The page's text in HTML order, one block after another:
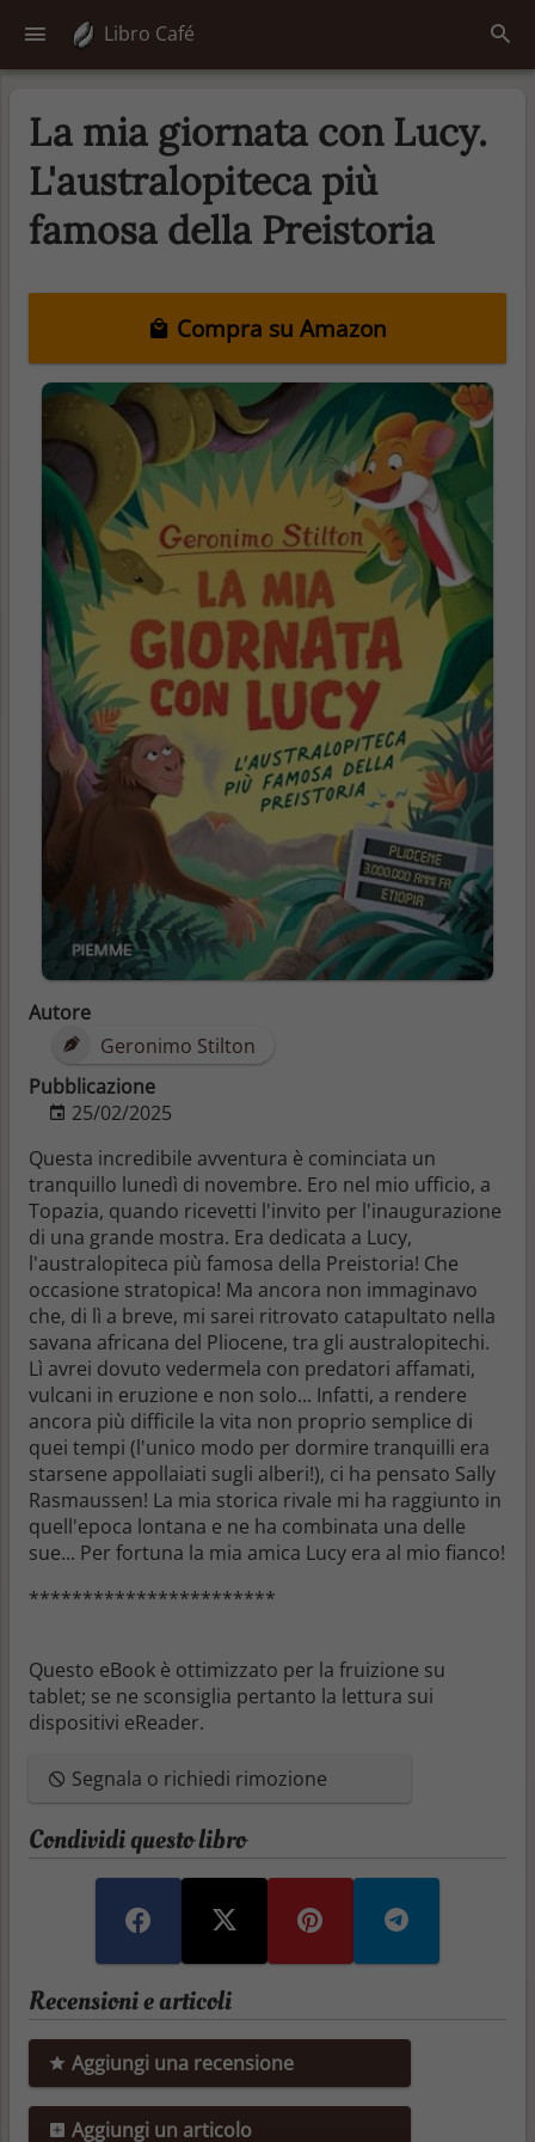
Libro Café
La mia giornata con Lucy.
L'australopiteca più
famosa della Preistoria
Compra su Amazon
Autore
Geronimo Stilton
Pubblicazione
25/02/2025
Questa incredibile avventura è cominciata un
tranquillo lunedì di novembre. Ero nel mio ufficio, a
Topazia, quando ricevetti l'invito per l'inaugurazione
di una grande mostra. Era dedicata a Lucy,
l'australopiteca più famosa della Preistoria! Che
occasione stratopica! Ma ancora non immaginavo
che, di lì a breve, mi sarei ritrovato catapultato nella
savana africana del Pliocene, tra gli australopitechi.
Lì avrei dovuto vedermela con predatori affamati,
vulcani in eruzione e non solo... Infatti, a rendere
ancora più difficile la vita non proprio semplice di
quei tempi (l'unico modo per dormire tranquilli era
starsene appollaiati sugli alberi!), ci ha pensato Sally
Rasmaussen! La mia storica rivale mi ha raggiunto in
quell'epoca lontana e ne ha combinata una delle
sue... Per fortuna la mia amica Lucy era al mio fianco!
***********************
Questo eBook è ottimizzato per la fruizione su
tablet; se ne sconsiglia pertanto la lettura sui
dispositivi eReader.
Segnala o richiedi rimozione
Condividi questo libro
Recensioni e articoli
Aggiungi una recensione
Aggiungi un articolo